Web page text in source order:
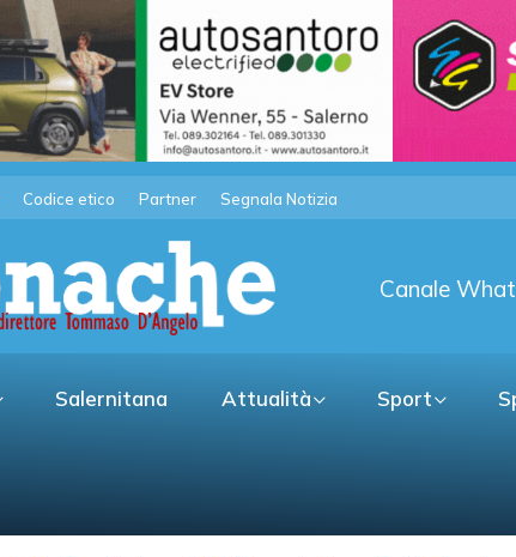
Codice etico Partner Segnala Notizia
Canale
Salernitana Attualità Sport